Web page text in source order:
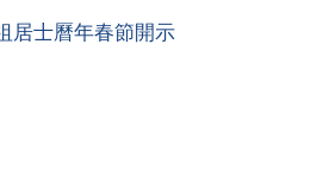
居士曆年春節開示